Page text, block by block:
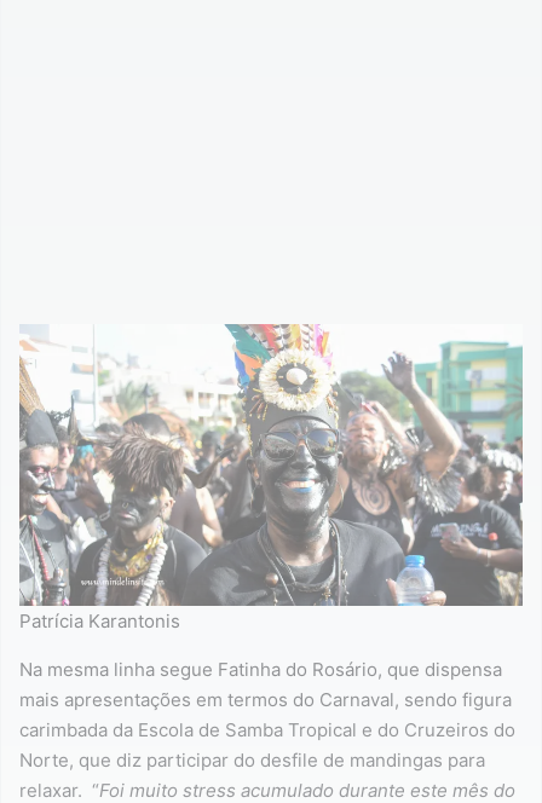
Patrícia Karantonis
Na mesma linha segue Fatinha do Rosário, que dispensa
mais apresentações em termos do Carnaval, sendo figura
carimbada da Escola de Samba Tropical e do Cruzeiros do
Norte, que diz participar do desfile de mandingas para
relaxar. “Foi muito stress acumulado durante este mês do